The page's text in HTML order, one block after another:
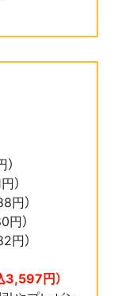
）
円）
）
円）
3,597円）